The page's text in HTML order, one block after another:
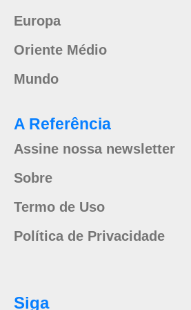
Europa
Oriente Médio
Mundo
A Referência
Assine nossa newsletter
Sobre
Termo de Uso
Política de Privacidade
Siga